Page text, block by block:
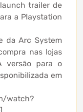
trailer de
a Playstation
da Arc System
nas lojas
versão para o
em
watch?